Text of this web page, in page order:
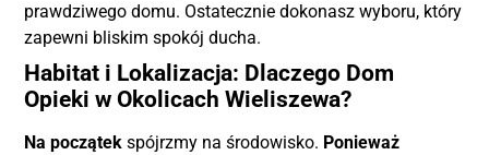
prawdziwego domu. Ostatecznie dokonasz wyboru, który
zapewni bliskim spokój ducha.
Habitat i Lokalizacja: Dlaczego Dom
Opieki w Okolicach Wieliszewa?
Na początek spójrzmy na środowisko. Ponieważ